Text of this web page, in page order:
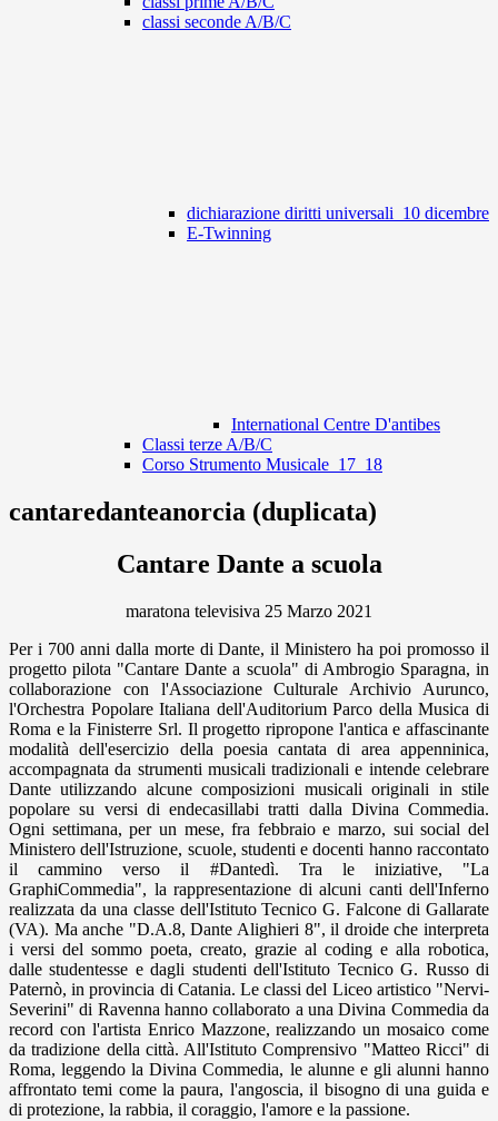
classi seconde A/B/C
dichiarazione diritti universali_10 dicembre
E-Twinning
International Centre D'antibes
Classi terze A/B/C
Corso Strumento Musicale_17_18
cantaredanteanorcia (duplicata)
Cantare Dante a scuola
maratona televisiva 25 Marzo 2021
Per i 700 anni dalla morte di Dante, il Ministero ha poi promosso il
progetto pilota "Cantare Dante a scuola" di Ambrogio Sparagna, in
collaborazione con l'Associazione Culturale Archivio Aurunco,
l'Orchestra Popolare Italiana dell'Auditorium Parco della Musica di
Roma e la Finisterre Srl. Il progetto ripropone l'antica e affascinante
modalità dell'esercizio della poesia cantata di area appenninica,
accompagnata da strumenti musicali tradizionali e intende celebrare
Dante utilizzando alcune composizioni musicali originali in stile
popolare su versi di endecasillabi tratti dalla Divina Commedia.
Ogni settimana, per un mese, fra febbraio e marzo, sui social del
Ministero dell'Istruzione, scuole, studenti e docenti hanno raccontato
il cammino verso il #Dantedì. Tra le iniziative, "La
GraphiCommedia", la rappresentazione di alcuni canti dell'Inferno
realizzata da una classe dell'Istituto Tecnico G. Falcone di Gallarate
(VA). Ma anche "D.A.8, Dante Alighieri 8", il droide che interpreta
i versi del sommo poeta, creato, grazie al coding e alla robotica,
dalle studentesse e dagli studenti dell'Istituto Tecnico G. Russo di
Paternò, in provincia di Catania. Le classi del Liceo artistico "Nervi-
Severini" di Ravenna hanno collaborato a una Divina Commedia da
record con l'artista Enrico Mazzone, realizzando un mosaico come
da tradizione della città. All'Istituto Comprensivo "Matteo Ricci" di
Roma, leggendo la Divina Commedia, le alunne e gli alunni hanno
affrontato temi come la paura, l'angoscia, il bisogno di una guida e
di protezione, la rabbia, il coraggio, l'amore e la passione.